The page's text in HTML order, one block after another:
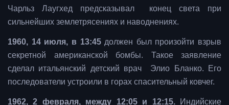
Чарльз Лаугхед предсказывал конец света при
сильнейших землетрясениях и наводнениях.
1960, 14 июля, в 13:45должен был произойти взрыв
секретной американской бомбы. Такое заявление
сделал итальянский детский врач Элио Бланко. Его
последователи устроили в горах спасительный ковчег.
1962, 2 февраля, между 12:05 и 12:15.Индийские